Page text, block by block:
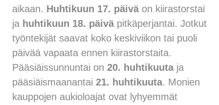
aikaan. Huhtikuun 17. päivä on kiirastorstai
ja huhtikuun 18. päivä pitkäperjantai. Jotkut
työntekijät saavat koko keskiviikon tai puoli
päivää vapaata ennen kiirastorstaita.
Pääsiäissunnuntai on 20. huhtikuutaja
pääsiäismaanantai 21. huhtikuuta. Monien
kauppojen aukioloajat ovat lyhyemmät